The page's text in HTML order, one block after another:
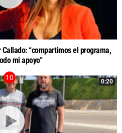
“compartimos el programa,
mi apoyo”
0:20